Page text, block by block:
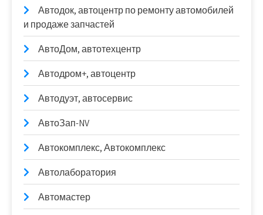
Автодок, автоцентр по ремонту автомобилей
и продаже запчастей
АвтоДом, автотехцентр
Автодром+, автоцентр
Автодуэт, автосервис
АвтоЗап-NV
Автокомплекс, Автокомплекс
Автолаборатория
Автомастер